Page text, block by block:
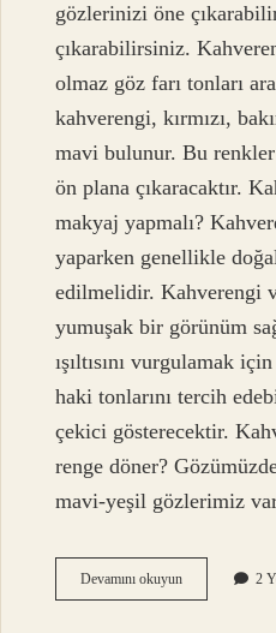
gözlerinizi öne
çıkarabilirsiniz.
olmaz göz farı tonları
kahverengi, kırmızı,
mavi bulunur. Bu
ön plana çıkaracaktır.
makyaj yapmalı?
yaparken genellikle
edilmelidir. Kahverengi
yumuşak bir görünüm
ışıltısını vurgulamak
haki tonlarını tercih
çekici gösterecektir.
renge döner?
mavi-yeşil gözlerimiz
Devamını okuyunKahverengi
Göze
2